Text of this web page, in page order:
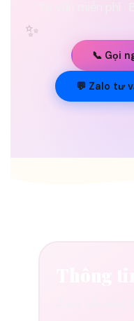
✨
📞 Gọi
💬 Zalo tư
Thông